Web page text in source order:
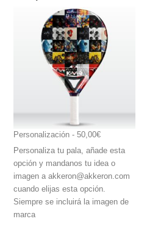
Personalización - 50,00€
Personaliza tu pala, añade esta
opción y mandanos tu idea o
imagen a akkeron@akkeron.com
cuando elijas esta opción.
Siempre se incluirá la imagen de
marca